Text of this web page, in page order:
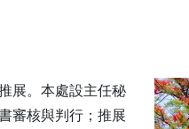
展。本處設主任秘
審核與判行；推展